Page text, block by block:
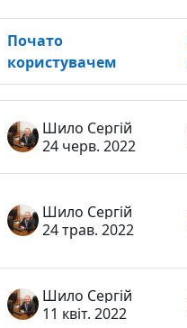
Почато
користувачем
Шило Сергій
24 черв. 2022
Шило Сергій
24 трав. 2022
Шило Сергій
11 квіт. 2022